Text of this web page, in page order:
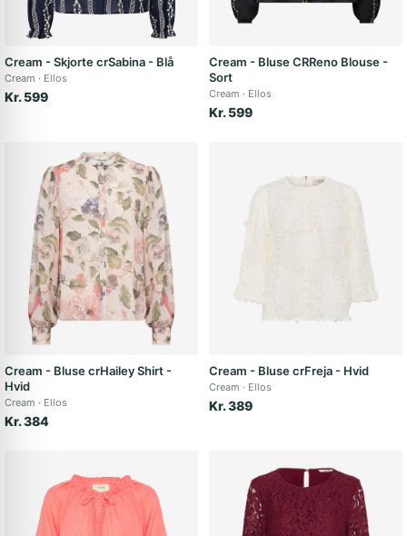
Cream - Skjorte crSabina - Blå
Cream Ellos
Kr. 599
Cream - Bluse CRReno Blouse -
Sort
Cream Ellos
Kr. 599
Cream - Bluse crHailey Shirt -
Hvid
Cream Ellos
Kr. 384
Cream - Bluse crFreja - Hvid
Cream Ellos
Kr. 389